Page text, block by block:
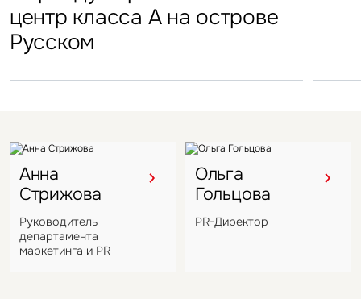
центр класса А на острове
Русском
в отеле Hyatt Regency
Подмосковья перешел
под управление компании
Анна
Стрижова
Руководитель
департамента
маркетинга и PR
Ольга
Гольцова
PR-Директор